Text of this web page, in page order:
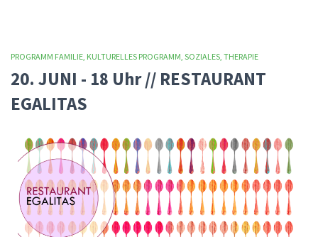
PROGRAMM FAMILIE KULTURELLES PROGRAMM SOZIALES THERAPIE
20. JUNI - 18 Uhr // RESTAURANT
EGALITAS